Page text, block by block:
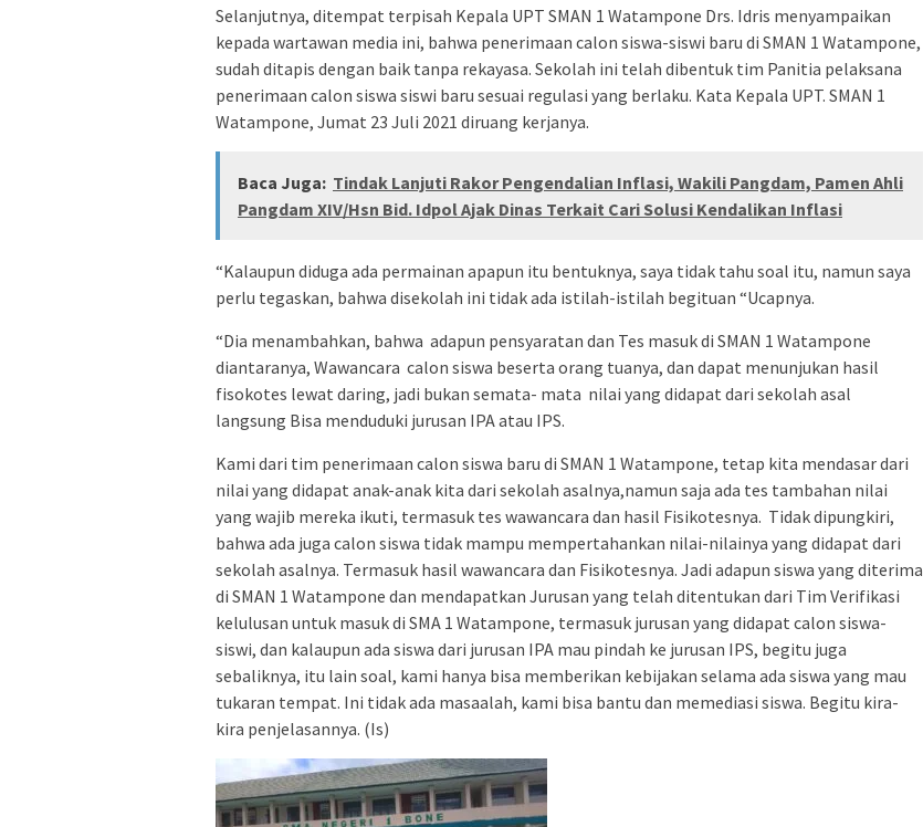
Selanjutnya, ditempat terpisah Kepala UPT SMAN 1 Watampone Drs. Idris menyampaikan
kepada wartawan media ini, bahwa penerimaan calon siswa-siswi baru di SMAN 1 Watampone,
sudah ditapis dengan baik tanpa rekayasa. Sekolah ini telah dibentuk tim Panitia pelaksana
penerimaan calon siswa siswi baru sesuai regulasi yang berlaku. Kata Kepala UPT. SMAN 1
Watampone, Jumat 23 Juli 2021 diruang kerjanya.
Baca Juga: Tindak Lanjuti Rakor Pengendalian Inflasi, Wakili Pangdam, Pamen Ahli
Pangdam XIV/Hsn Bid. Idpol Ajak Dinas Terkait Cari Solusi Kendalikan Inflasi
“Kalaupun diduga ada permainan apapun itu bentuknya, saya tidak tahu soal itu, namun saya
perlu tegaskan, bahwa disekolah ini tidak ada istilah-istilah begituan “Ucapnya.
“Dia menambahkan, bahwa adapun pensyaratan dan Tes masuk di SMAN 1 Watampone
diantaranya, Wawancara calon siswa beserta orang tuanya, dan dapat menunjukan hasil
fisokotes lewat daring, jadi bukan semata- mata nilai yang didapat dari sekolah asal
langsung Bisa menduduki jurusan IPA atau IPS.
Kami dari tim penerimaan calon siswa baru di SMAN 1 Watampone, tetap kita mendasar dari
nilai yang didapat anak-anak kita dari sekolah asalnya,namun saja ada tes tambahan nilai
yang wajib mereka ikuti, termasuk tes wawancara dan hasil Fisikotesnya. Tidak dipungkiri,
bahwa ada juga calon siswa tidak mampu mempertahankan nilai-nilainya yang didapat dari
sekolah asalnya. Termasuk hasil wawancara dan Fisikotesnya. Jadi adapun siswa yang diterima
di SMAN 1 Watampone dan mendapatkan Jurusan yang telah ditentukan dari Tim Verifikasi
kelulusan untuk masuk di SMA 1 Watampone, termasuk jurusan yang didapat calon siswa-
siswi, dan kalaupun ada siswa dari jurusan IPA mau pindah ke jurusan IPS, begitu juga
sebaliknya, itu lain soal, kami hanya bisa memberikan kebijakan selama ada siswa yang mau
tukaran tempat. Ini tidak ada masaalah, kami bisa bantu dan memediasi siswa. Begitu kira-
kira penjelasannya. (Is)